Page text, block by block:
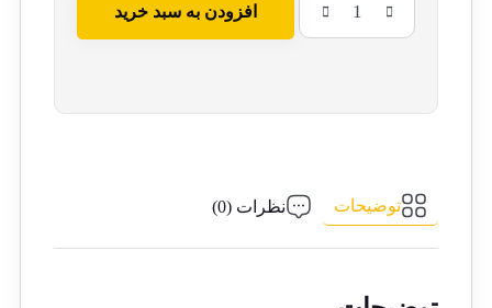
افزودن به سبد خرید
توضیحات نظرات (0)